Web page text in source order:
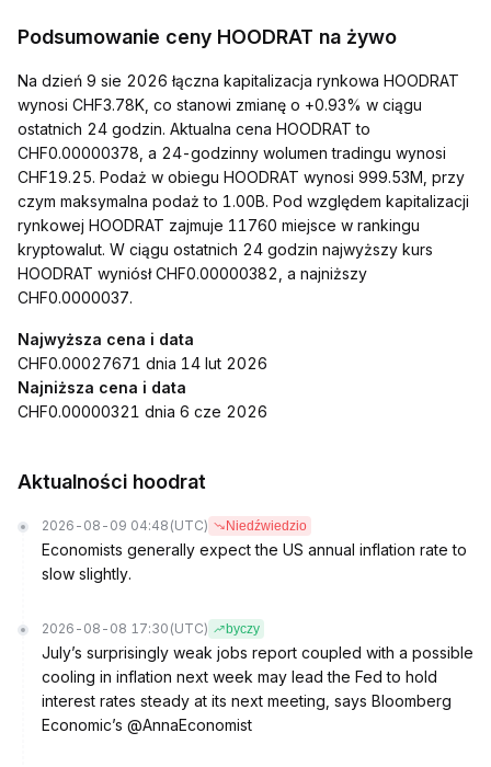
Podsumowanie ceny HOODRAT na żywo
Na dzień 9 sie 2026 łączna kapitalizacja rynkowa HOODRAT
wynosi CHF3.78K, co stanowi zmianę o +0.93% w ciągu
ostatnich 24 godzin. Aktualna cena HOODRAT to
CHF0.00000378, a 24-godzinny wolumen tradingu wynosi
CHF19.25. Podaż w obiegu HOODRAT wynosi 999.53M, przy
czym maksymalna podaż to 1.00B. Pod względem kapitalizacji
rynkowej HOODRAT zajmuje 11760 miejsce w rankingu
kryptowalut. W ciągu ostatnich 24 godzin najwyższy kurs
HOODRAT wyniósł CHF0.00000382, a najniższy
CHF0.0000037.
Najwyższa cena i data
CHF0.00027671 dnia 14 lut 2026
Najniższa cena i data
CHF0.00000321 dnia 6 cze 2026
Aktualności hoodrat
2026-08-09 04:48 (UTC) Niedźwiedzio
Economists generally expect the US annual inflation rate to
slow slightly.
2026-08-08 17:30 (UTC) byczy
July’s surprisingly weak jobs report coupled with a possible
cooling in inflation next week may lead the Fed to hold
interest rates steady at its next meeting, says Bloomberg
Economic’s @AnnaEconomist